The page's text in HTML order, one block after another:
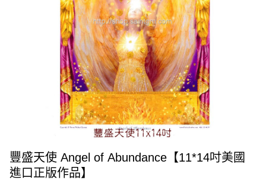
豐盛天使 Angel of Abundance【11*14吋美國
進口正版作品】